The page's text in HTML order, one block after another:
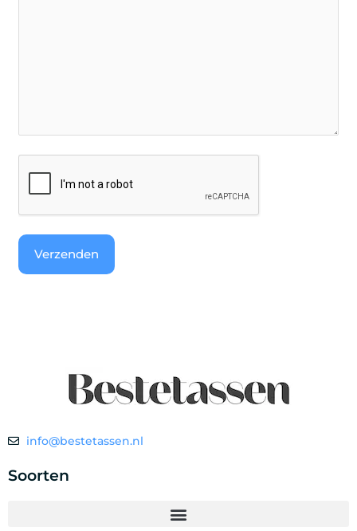
info@bestetassen.nl
Soorten